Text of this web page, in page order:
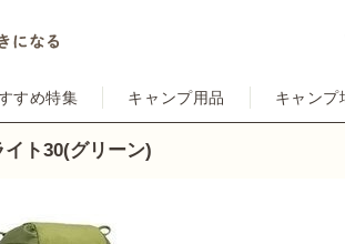
すめ特集 キャンプ用品 キャンプ
ト30(グリーン)